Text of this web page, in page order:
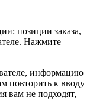
позиции заказа,
Нажмите
информацию
повторить к вводу
вам не подходят,